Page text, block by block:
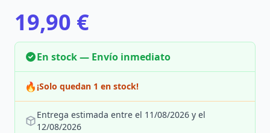
19,90 €
En stock — Envío inmediato
🔥¡Solo quedan 1 en stock!
Entrega estimada entre el 11/08/2026 y el
12/08/2026